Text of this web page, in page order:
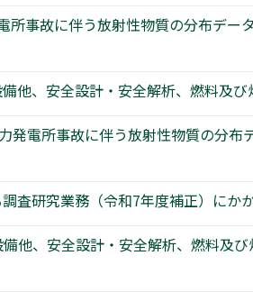
事故に伴う放射性物質の分布デー
他、安全設計・安全解析、燃料及
電所事故に伴う放射性物質の分布
査研究業務（令和7年度補正）にか
他、安全設計・安全解析、燃料及